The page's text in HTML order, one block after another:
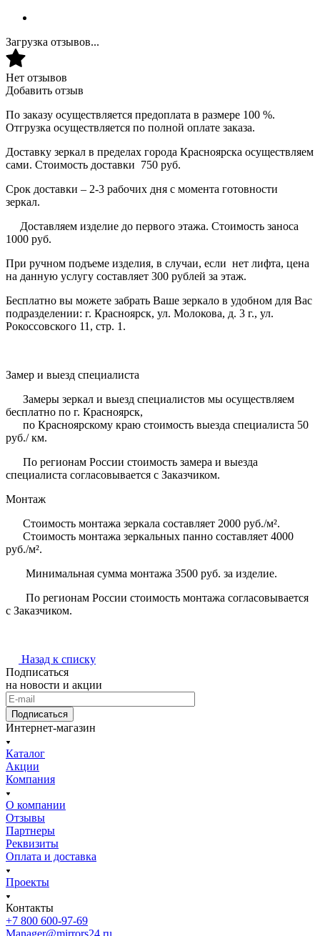
Загрузка отзывов...
Нет отзывов
Добавить отзыв
По заказу осуществляется предоплата в размере 100 %.
Отгрузка осуществляется по полной оплате заказа.
Доставку зеркал в пределах города Красноярска осуществляем
сами. Стоимость доставки 750 руб.
Срок доставки – 2-3 рабочих дня с момента готовности
зеркал.
Доставляем изделие до первого этажа. Стоимость заноса
1000 руб.
При ручном подъеме изделия, в случаи, если нет лифта, цена
на данную услугу составляет 300 рублей за этаж.
Бесплатно вы можете забрать Ваше зеркало в удобном для Вас
подразделении: г. Красноярск, ул. Молокова, д. 3 г., ул.
Рокоссовского 11, стр. 1.
Замер и выезд специалиста
Замеры зеркал и выезд специалистов мы осуществляем
бесплатно по г. Красноярск,
по Красноярскому краю стоимость выезда специалиста 50
руб./ км.
По регионам России стоимость замера и выезда
специалиста согласовывается с Заказчиком.
Монтаж
Стоимость монтажа зеркала составляет 2000 руб./м².
Стоимость монтажа зеркальных панно составляет 4000
руб./м².
Минимальная сумма монтажа 3500 руб. за изделие.
По регионам России стоимость монтажа согласовывается
с Заказчиком.
Назад к списку
Подписаться
на новости и акции
Подписаться
Интернет-магазин
Каталог
Акции
Компания
О компании
Отзывы
Партнеры
Реквизиты
Оплата и доставка
Проекты
Контакты
+7 800 600-97-69
Manager@mirrors24.ru